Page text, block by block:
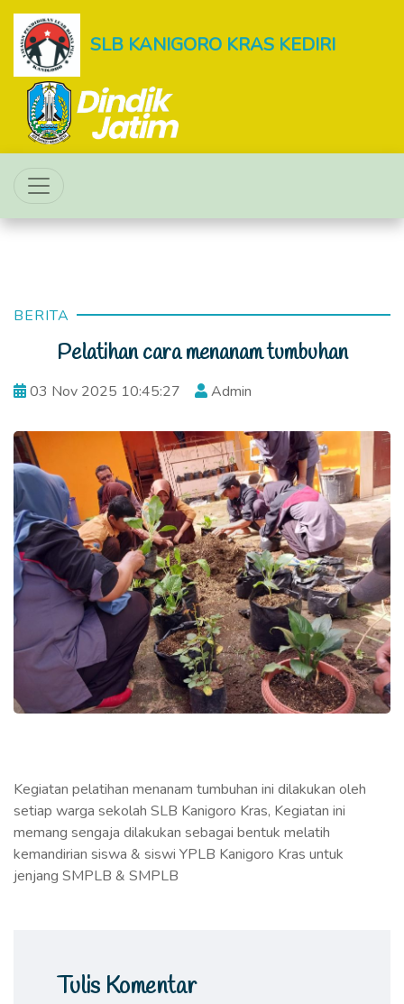
SLB KANIGORO KRAS KEDIRI
BERITA
Pelatihan cara menanam tumbuhan
03 Nov 2025 10:45:27 Admin
Kegiatan pelatihan menanam tumbuhan ini dilakukan oleh
setiap warga sekolah SLB Kanigoro Kras, Kegiatan ini
memang sengaja dilakukan sebagai bentuk melatih
kemandirian siswa & siswi YPLB Kanigoro Kras untuk
jenjang SMPLB & SMPLB
Tulis Komentar